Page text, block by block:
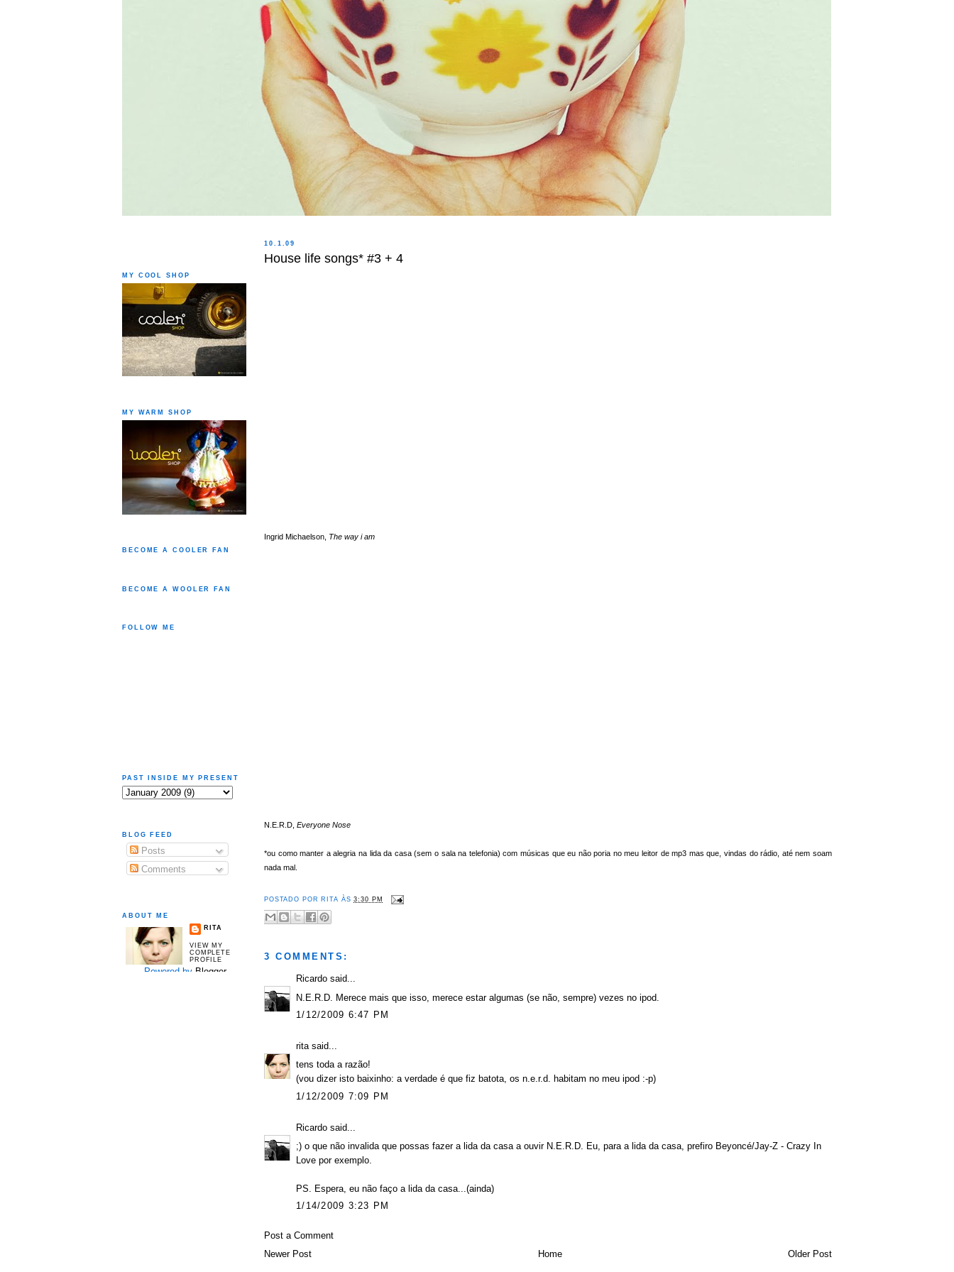
10.1.09
House life songs* #3 + 4
Ingrid Michaelson, The way i am
N.E.R.D, Everyone Nose
*ou como manter a alegria na lida da casa (sem o sala na telefonia) com músicas que eu não poria no meu leitor de mp3 mas que, vindas do rádio, até nem soam
nada mal.
POSTADO POR RITA ÀS3:30 PM
3 COMMENTS:
Ricardo said...
N.E.R.D. Merece mais que isso, merece estar algumas (se não, sempre) vezes no ipod.
1/12/2009 6:47 PM
ritasaid...
tens toda a razão!
(vou dizer isto baixinho: a verdade é que fiz batota, os n.e.r.d. habitam no meu ipod :-p)
1/12/2009 7:09 PM
Ricardo said...
;) o que não invalida que possas fazer a lida da casa a ouvir N.E.R.D. Eu, para a lida da casa, prefiro Beyoncé/Jay-Z - Crazy In
Love por exemplo.
PS. Espera, eu não faço a lida da casa...(ainda)
1/14/2009 3:23 PM
Post a Comment
Newer Post
Older Post
Home
MY COOL SHOP
MY WARM SHOP
BECOME A COOLER FAN
BECOME A WOOLER FAN
FOLLOW ME
PAST INSIDE MY PRESENT
BLOG FEED
Posts
Comments
ABOUT ME
RITA
VIEW MY
COMPLETE
PROFILE
Powered by Blogger.